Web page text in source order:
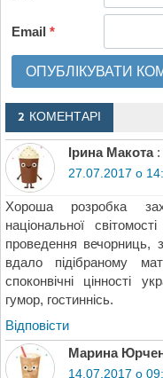
Email*
2 КОМЕНТАРІ
Ірина Макота :
27.07.2017 о
Хороша розробка
національної
проведення вечорниць,
вдало підібраному
споконвічні цінності
гумор, гостиннісь.
Відповіcти
Марина
14.07.2017 о